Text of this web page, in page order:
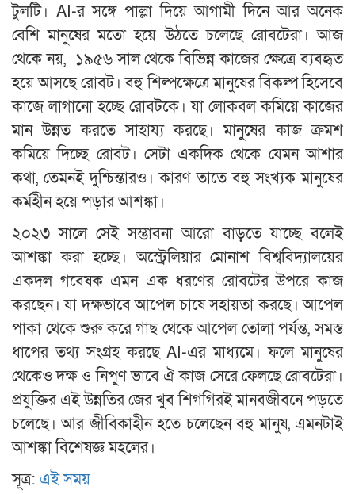
টুলটি। AI-র সঙ্গে পাল্লা দিয়ে আগামী দিনে আর অনেক
বেশি মানুষের মতো হয়ে উঠতে চলেছে রোবটেরা। আজ
থেকে নয়, ১৯৫৬ সাল থেকে বিভিন্ন কাজের ক্ষেত্রে ব্যবহৃত
হয়ে আসছে রোবট। বহু শিল্পক্ষেত্রে মানুষের বিকল্প হিসেবে
কাজে লাগানো হচ্ছে রোবটকে। যা লোকবল কমিয়ে কাজের
মান উন্নত করতে সাহায্য করছে। মানুষের কাজ ক্রমশ
কমিয়ে দিচ্ছে রোবট। সেটা একদিক থেকে যেমন আশার
কথা, তেমনই দুশ্চিন্তারও। কারণ তাতে বহু সংখ্যক মানুষের
কর্মহীন হয়ে পড়ার আশঙ্কা।
২০২৩ সালে সেই সম্ভাবনা আরো বাড়তে যাচ্ছে বলেই
আশঙ্কা করা হচ্ছে। অস্ট্রেলিয়ার মোনাশ বিশ্ববিদ্যালয়ের
একদল গবেষক এমন এক ধরণের রোবটের উপরে কাজ
করছেন। যা দক্ষভাবে আপেল চাষে সহায়তা করছে। আপেল
পাকা থেকে শুরু করে গাছ থেকে আপেল তোলা পর্যন্ত, সমস্ত
ধাপের তথ্য সংগ্রহ করছে AI-এর মাধ্যমে। ফলে মানুষের
থেকেও দক্ষ ও নিপুণ ভাবে ঐ কাজ সেরে ফেলছে রোবটেরা।
প্রযুক্তির এই উন্নতির জের খুব শিগগিরই মানবজীবনে পড়তে
চলেছে। আর জীবিকাহীন হতে চলেছেন বহু মানুষ, এমনটাই
আশঙ্কা বিশেষজ্ঞ মহলের।
সূত্র: এই সময়